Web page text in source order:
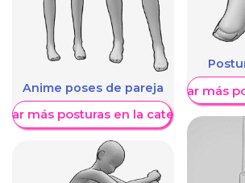
Anime poses de pareja
más posturas en la categoría
Mostrar más